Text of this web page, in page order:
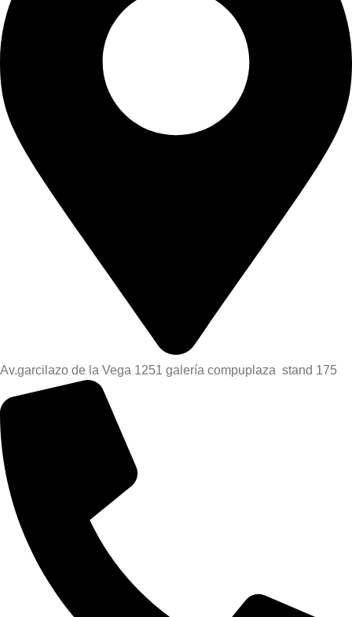
Av.garcilazo de la Vega 1251 galería compuplaza stand 175